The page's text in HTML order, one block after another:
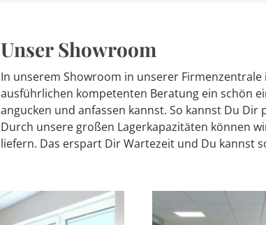
Unser Showroom
In unserem Showroom in unserer
ausführlichen kompetenten Beratung ein schön
angucken und anfassen kannst. So kannst Du
Durch unsere großen Lagerkapazitäten können
liefern. Das erspart Dir Wartezeit und Du kannst